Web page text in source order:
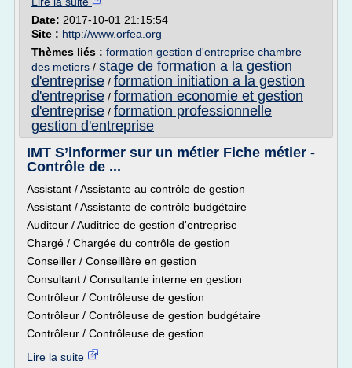
Date: 2017-10-01 21:15:54
Site : http://www.orfea.org
Thèmes liés : formation gestion d'entreprise chambre
des metiers / stage de formation a la gestion
d'entreprise / formation initiation a la gestion
d'entreprise / formation economie et gestion
d'entreprise / formation professionnelle
gestion d'entreprise
IMT S’informer sur un métier Fiche métier -
Contrôle de ...
Assistant / Assistante au contrôle de gestion
Assistant / Assistante de contrôle budgétaire
Auditeur / Auditrice de gestion d'entreprise
Chargé / Chargée du contrôle de gestion
Conseiller / Conseillère en gestion
Consultant / Consultante interne en gestion
Contrôleur / Contrôleuse de gestion
Contrôleur / Contrôleuse de gestion budgétaire
Contrôleur / Contrôleuse de gestion...
Lire la suite